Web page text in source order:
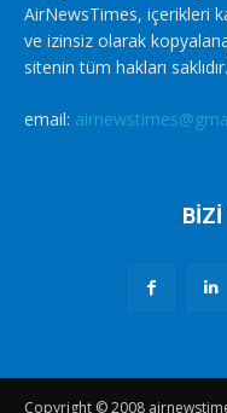
AirNewsTimes, içerikleri
ve izinsiz olarak
sitenin tüm hakları saklıdır.
email:
BİZİ
Copyright © 2008